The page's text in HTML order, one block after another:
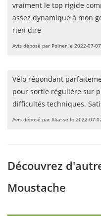
vraiment le top rigide
assez dynamique à mon
rien dire
Avis déposé par Polner le 2022-07-
Vélo répondant
pour sortie régulière sur
difficultés techniques.
Avis déposé par Aliasse le 2022-07-
Découvrez
Moustache